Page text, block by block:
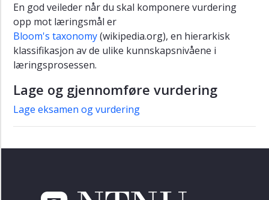
En god veileder når du skal komponere vurdering
opp mot læringsmål er
Bloom's taxonomy(wikipedia.org), en hierarkisk
klassifikasjon av de ulike kunnskapsnivåene i
læringsprosessen.
Lage og gjennomføre vurdering
Lage eksamen og vurdering